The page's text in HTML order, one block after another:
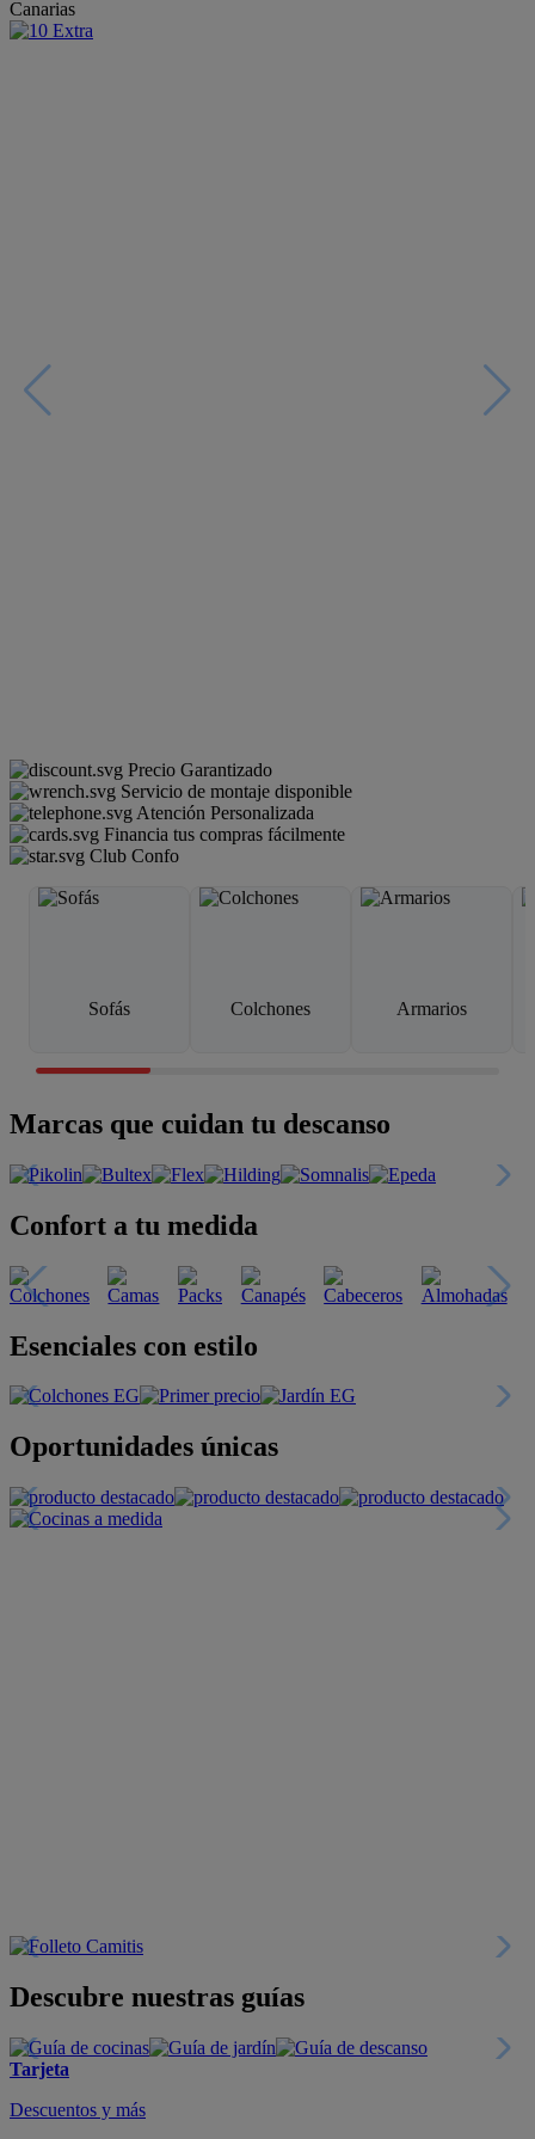
Canarias
Precio Garantizado
Servicio de montaje disponible
Atención Personalizada
Financia tus compras fácilmente
Club Confo
Sofás Colchones Armarios
Marcas que cuidan tu descanso
Confort a tu medida
Esenciales con estilo
Oportunidades únicas
Descubre nuestras guías
Tarjeta
Descuentos y más